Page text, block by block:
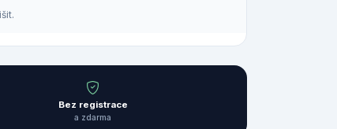
Bez registrace
a zdarma